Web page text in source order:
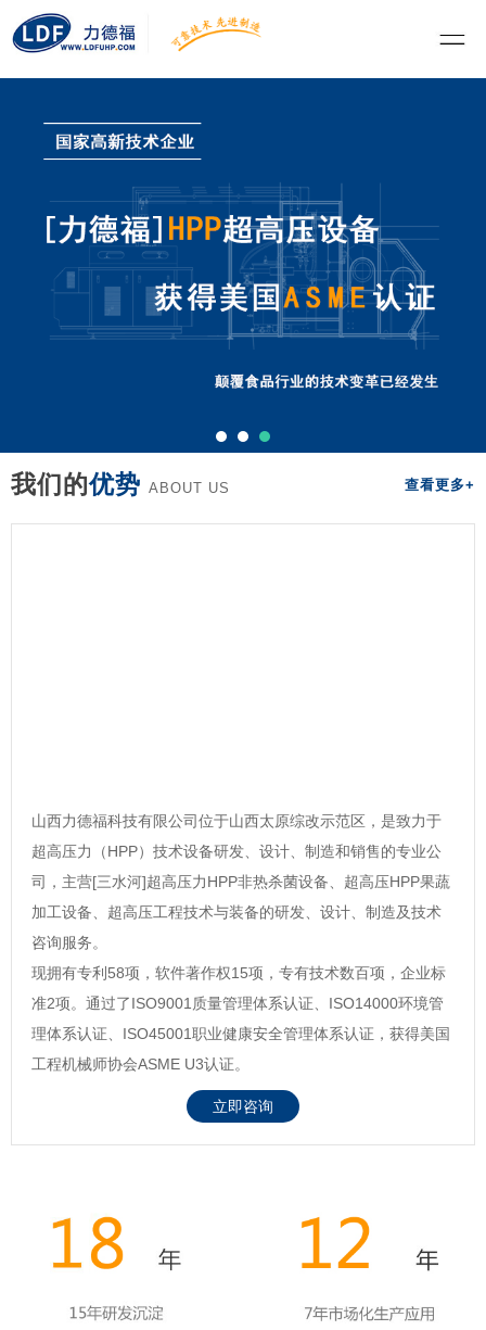
我们的优势 ABOUT US 查看更多+
山西力德福科技有限公司位于山西太原综改示范区，是致力于
超高压力（HPP）技术设备研发、设计、制造和销售的专业公
司，主营[三水河]超高压力HPP非热杀菌设备、超高压HPP果蔬
加工设备、超高压工程技术与装备的研发、设计、制造及技术
咨询服务。
现拥有专利58项，软件著作权15项，专有技术数百项，企业标
准2项。通过了ISO9001质量管理体系认证、ISO14000环境管
理体系认证、ISO45001职业健康安全管理体系认证，获得美国
工程机械师协会ASME U3认证。
立即咨询